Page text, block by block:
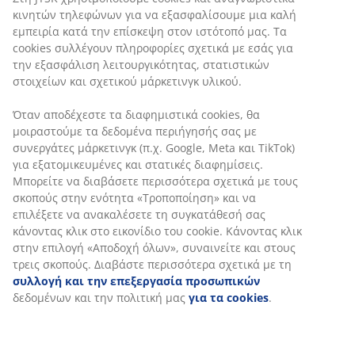
κατάστημα, το website JYSK.gr αλλά και την υπηρεσία μας
Click & Collect».
Σχετικά με το κατάστημαJYSKστις Αχαρνές
Το κατάστημα έχει 10 υπαλλήλους.
Διευθυντής του καταστήματος είναι ο κύριος Βαγγέλης
Πλιούμπης.
Ο χώρος πωλήσεων του καταστήματος είναι περίπου
950 τετραγωνικά μέτρα.
Τα εγκαίνια του καταστήματος είναι την
Αυγούστου, στις 9 το πρωίκαι την κορδέλα θα κόψει ο
Δήμαρχος Αχαρνών κος Γιάννης Κασσαβός.
Το κατάστημα βρίσκεται στη συμβολή των λεωφόρων
Καραμανλή & Θρακομακεδόνων
κινητών τηλεφώνων για να εξασφαλίσουμε μια καλή
εμπειρία κατά την επίσκεψη στον ιστότοπό μας. Τα
cookies συλλέγουν πληροφορίες σχετικά με εσάς για
την εξασφάλιση λειτουργικότητας, στατιστικών
στοιχείων και σχετικού μάρκετινγκ υλικού.
Όταν αποδέχεστε τα διαφημιστικά cookies, θα
μοιραστούμε τα δεδομένα περιήγησής σας με
συνεργάτες μάρκετινγκ (π.χ. Google, Meta και TikTok)
για εξατομικευμένες και στατικές διαφημίσεις.
Μπορείτε να διαβάσετε περισσότερα σχετικά με τους
σκοπούς στην ενότητα «Τροποποίηση» και να
επιλέξετε να ανακαλέσετε τη συγκατάθεσή σας
κάνοντας κλικ στο εικονίδιο του cookie. Κάνοντας κλικ
στην επιλογή «Αποδοχή όλων», συναινείτε και στους
τρεις σκοπούς. Διαβάστε περισσότερα σχετικά με τη
συλλογή και την επεξεργασία προσωπικών
δεδομένων και την πολιτική μας για τα cookies.